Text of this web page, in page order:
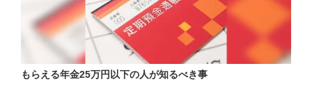
もらえる年金25万円以下の人が知るべき事